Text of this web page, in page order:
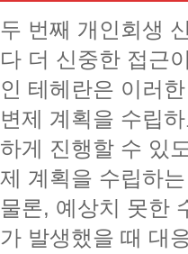
두 번째 개인회생
다 더 신중한 접근
인 테헤란은 이러
변제 계획을 수립
하게 진행할 수 있
제 계획을 수립하
물론, 예상치 못한
가 발생했을 때 대